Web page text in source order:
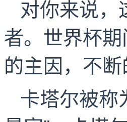
对你来说，
者。世界杯
的主因，不
卡塔尔被称